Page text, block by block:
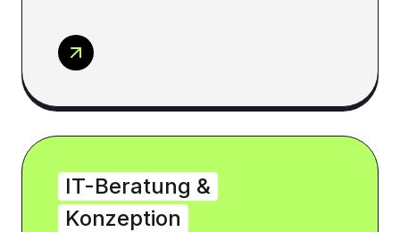
IT-Beratung &
Konzeption